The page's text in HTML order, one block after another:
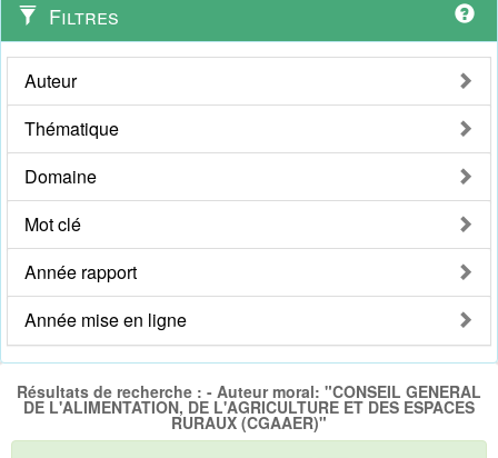
Filtres
Auteur
Thématique
Domaine
Mot clé
Année rapport
Année mise en ligne
Résultats de recherche : - Auteur moral: "CONSEIL GENERAL
DE L'ALIMENTATION, DE L'AGRICULTURE ET DES ESPACES
RURAUX (CGAAER)"